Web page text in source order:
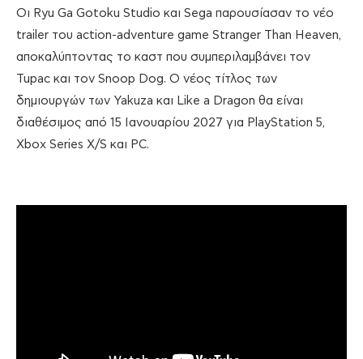
Οι Ryu Ga Gotoku Studio και Sega παρουσίασαν το νέο
trailer του action-adventure game Stranger Than Heaven,
αποκαλύπτοντας το καστ που συμπεριλαμβάνει τον
Tupac και τον Snoop Dog. Ο νέος τίτλος των
δημιουργών των Yakuza και Like a Dragon θα είναι
διαθέσιμος από 15 Ιανουαρίου 2027 για PlayStation 5,
Xbox Series X/S και PC.